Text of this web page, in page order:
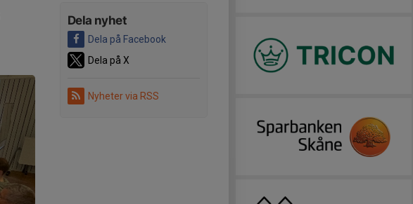
Dela nyhet
Dela på Facebook
Dela på X
Nyheter via RSS